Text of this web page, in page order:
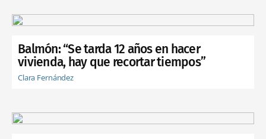
Balmón: “Se tarda 12 años en hacer
vivienda, hay que recortar tiempos”
Clara Fernández